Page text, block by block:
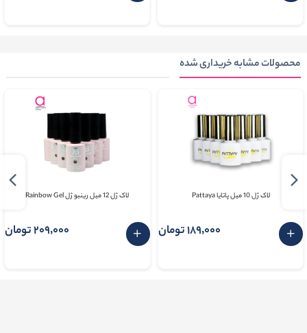
محصولات مشابه خریداری شده
لاک ژل 10 میل پاتایا Pattaya
189٬000 تومان
لاک ژل 12 میل رینبو ژل Rainbow Gel
209٬000 تومان